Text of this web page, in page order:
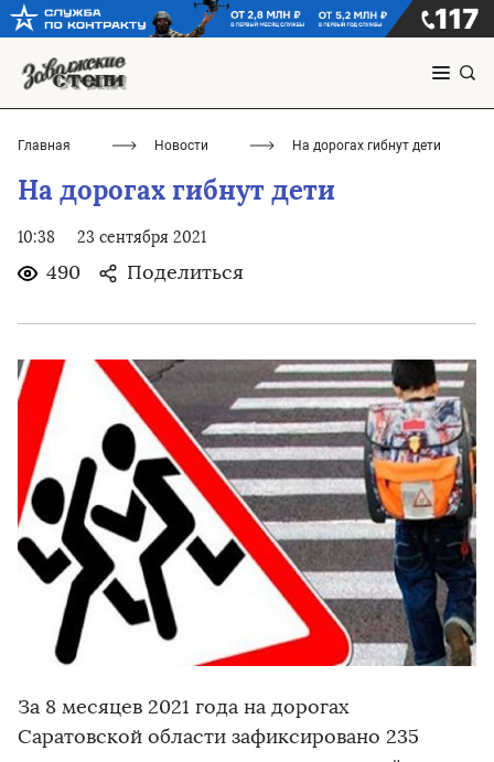
Главная Новости На дорогах гибнут дети
На дорогах гибнут дети
10:38 23 сентября 2021
490 Поделиться
За 8 месяцев 2021 года на дорогах
Саратовской области зафиксировано 235